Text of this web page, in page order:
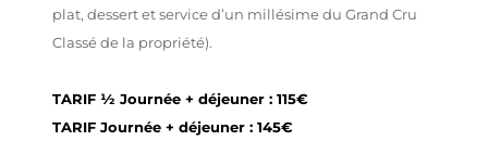
plat, dessert et service d’un millésime du Grand Cru
Classé de la propriété).
TARIF ½ Journée + déjeuner : 115€
TARIF Journée + déjeuner : 145€